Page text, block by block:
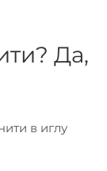
Да,
в иглу